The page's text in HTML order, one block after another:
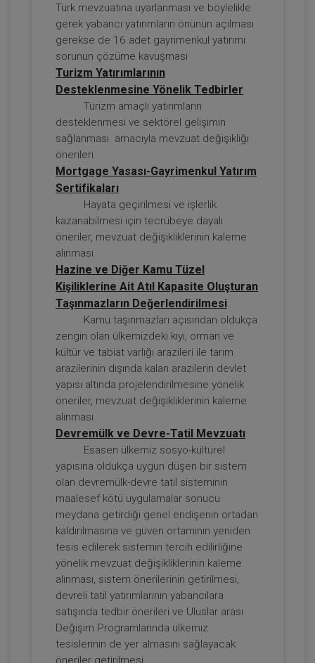
Sorumluluk Hukuku - IV. Borçlar Hukuku
Kongresi - III. Oturum
360 TL Sepete Ekle
Tüketici Hukuku Enstitüsü
Kira Hukuku - 1 - IV. Borçlar Hukuku
Kongresi - I. Oturum
360 TL Sepete Ekle
Tüketici Hukuku Enstitüsü
Kira Hukuku - 2 - IV. Borçlar Hukuku
Kongresi - II. Oturum
Türk mevzuatına uyarlanması ve böylelikle
gerek yabancı yatırımların önünün açılması
gerekse de 16 adet gayrimenkul yatırımı
sorunun çözüme kavuşması
Turizm Yatırımlarının
Desteklenmesine Yönelik Tedbirler
Turizm amaçlı yatırımların
desteklenmesi ve sektörel gelişimin
sağlanması amacıyla mevzuat değişikliği
önerileri
Mortgage Yasası-Gayrimenkul Yatırım
Sertifikaları
Hayata geçirilmesi ve işlerlik
kazanabilmesi için tecrübeye dayalı
öneriler, mevzuat değişikliklerinin kaleme
alınması
Hazine ve Diğer Kamu Tüzel
Kişiliklerine Ait Atıl Kapasite Oluşturan
Taşınmazların Değerlendirilmesi
Kamu taşınmazları açısından oldukça
zengin olan ülkemizdeki kıyı, orman ve
kültür ve tabiat varlığı arazileri ile tarım
arazilerinin dışında kalan arazilerin devlet
yapısı altında projelendirilmesine yönelik
öneriler, mevzuat değişikliklerinin kaleme
alınması
Devremülk ve Devre-Tatil Mevzuatı
Esasen ülkemiz sosyo-kültürel
yapısına oldukça uygun düşen bir sistem
olan devremülk-devre tatil sisteminin
maalesef kötü uygulamalar sonucu
meydana getirdiği genel endişenin ortadan
kaldırılmasına ve güven ortamının yeniden
tesis edilerek sistemin tercih edilirliğine
yönelik mevzuat değişikliklerinin kaleme
alınması, sistem önerilerinin getirilmesi,
devreli tatil yatırımlarının yabancılara
satışında tedbir önerileri ve Uluslar arası
Değişim Programlarında ülkemiz
tesislerinin de yer almasını sağlayacak
öneriler getirilmesi